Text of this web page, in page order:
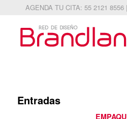
AGENDA TU CITA: 55 2121
Entradas